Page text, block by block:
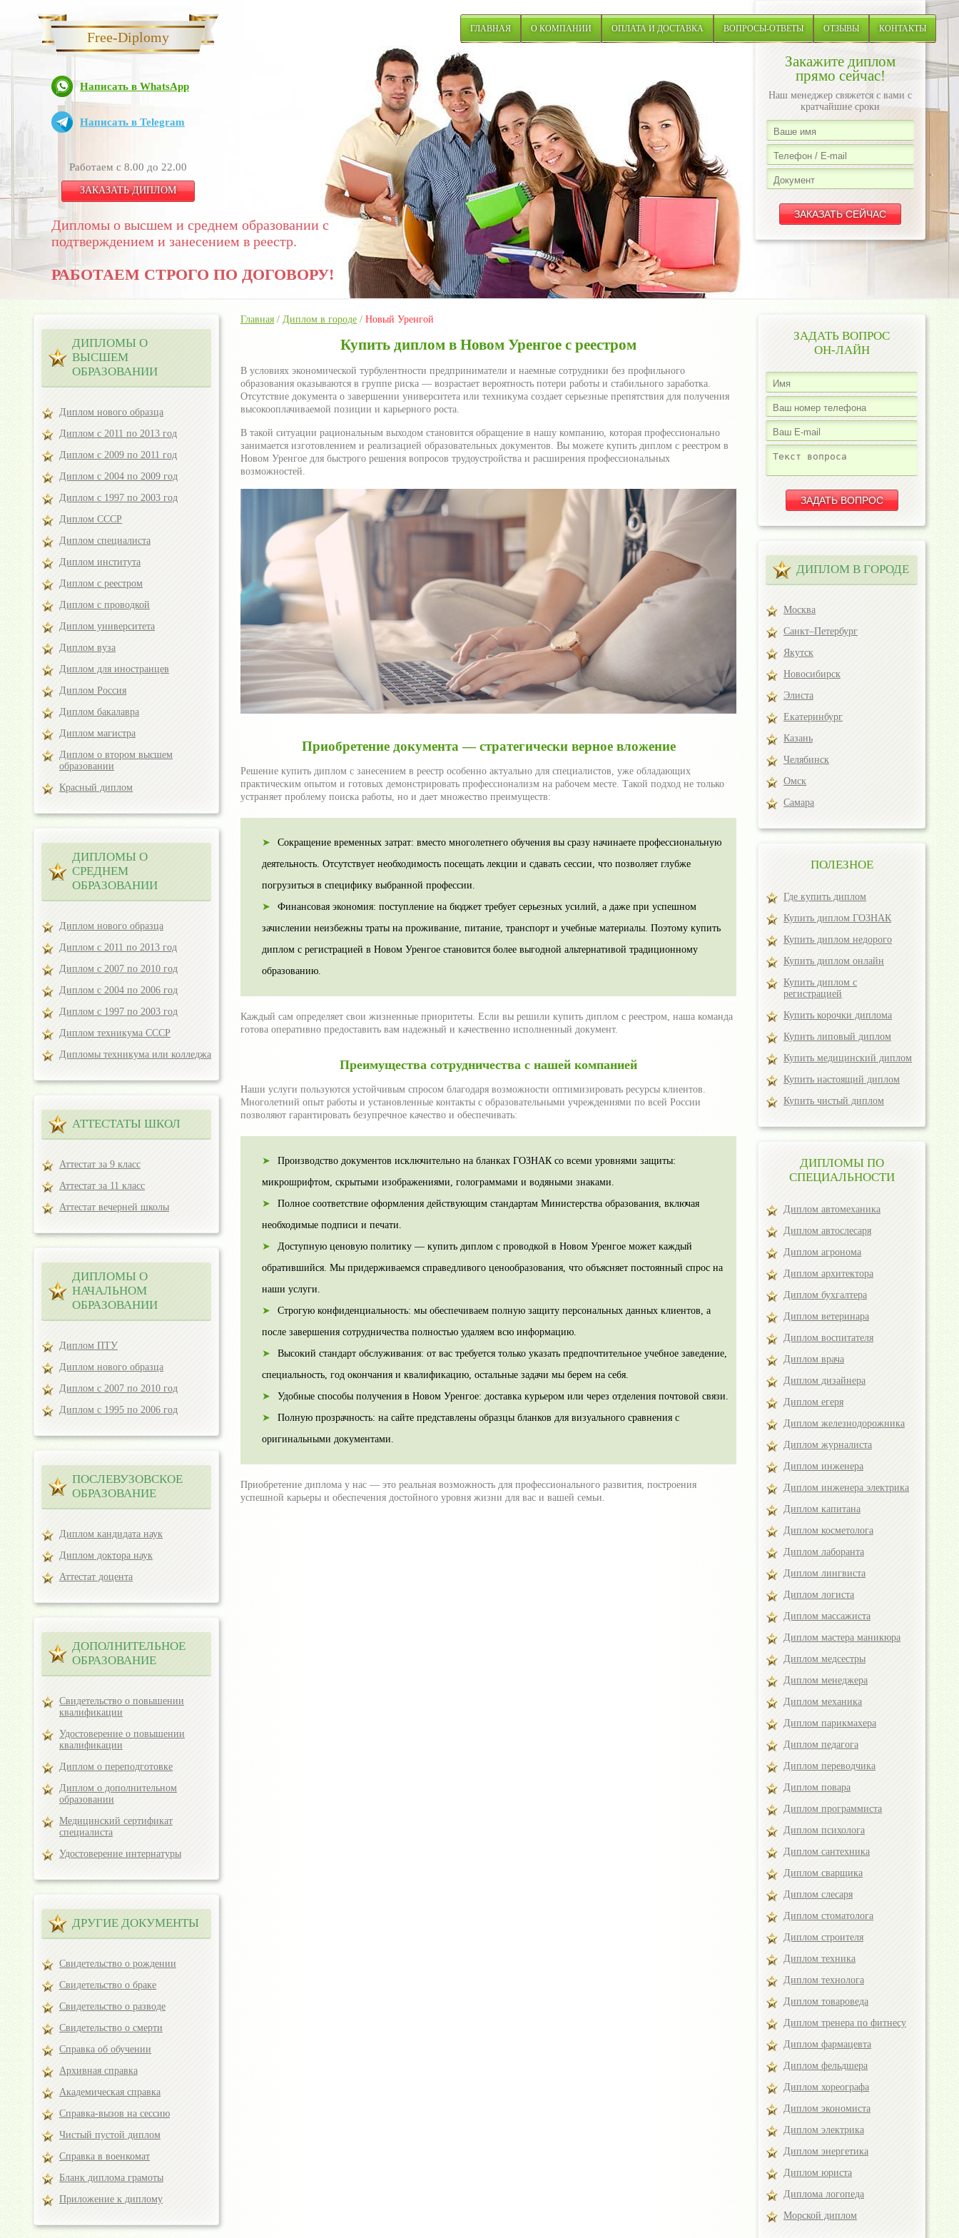
Free-Diplomy
Написать в WhatsApp
Написать в Telegram
Работаем с 8.00 до 22.00
ЗАКАЗАТЬ ДИПЛОМ
Дипломы о высшем и среднем образовании с
подтверждением и занесением в реестр.
РАБОТАЕМ СТРОГО ПО ДОГОВОРУ!
ГЛАВНАЯ О КОМПАНИИ ОПЛАТА И ДОСТАВКА ВОПРОСЫ-ОТВЕТЫ ОТЗЫВЫ КОНТАКТЫ
Закажите диплом
прямо сейчас!
Наш менеджер свяжется с вами с
кратчайшие сроки
Главная / Диплом в городе / Новый Уренгой
Купить диплом в Новом Уренгое с реестром
В условиях экономической турбулентности предприниматели и наемные сотрудники без профильного
образования оказываются в группе риска — возрастает вероятность потери работы и стабильного заработка.
Отсутствие документа о завершении университета или техникума создает серьезные препятствия для получения
высокооплачиваемой позиции и карьерного роста.
В такой ситуации рациональным выходом становится обращение в нашу компанию, которая профессионально
занимается изготовлением и реализацией образовательных документов. Вы можете купить диплом с реестром в
Новом Уренгое для быстрого решения вопросов трудоустройства и расширения профессиональных
возможностей.
Приобретение документа — стратегически верное вложение
Решение купить диплом с занесением в реестр особенно актуально для специалистов, уже обладающих
практическим опытом и готовых демонстрировать профессионализм на рабочем месте. Такой подход не только
устраняет проблему поиска работы, но и дает множество преимуществ:
Сокращение временных затрат: вместо многолетнего обучения вы сразу начинаете профессиональную
деятельность. Отсутствует необходимость посещать лекции и сдавать сессии, что позволяет глубже
погрузиться в специфику выбранной профессии.
Финансовая экономия: поступление на бюджет требует серьезных усилий, а даже при успешном
зачислении неизбежны траты на проживание, питание, транспорт и учебные материалы. Поэтому купить
диплом с регистрацией в Новом Уренгое становится более выгодной альтернативой традиционному
образованию.
Каждый сам определяет свои жизненные приоритеты. Если вы решили купить диплом с реестром, наша команда
готова оперативно предоставить вам надежный и качественно исполненный документ.
Преимущества сотрудничества с нашей компанией
Наши услуги пользуются устойчивым спросом благодаря возможности оптимизировать ресурсы клиентов.
Многолетний опыт работы и установленные контакты с образовательными учреждениями по всей России
позволяют гарантировать безупречное качество и обеспечивать:
Производство документов исключительно на бланках ГОЗНАК со всеми уровнями защиты:
микрошрифтом, скрытыми изображениями, голограммами и водяными знаками.
Полное соответствие оформления действующим стандартам Министерства образования, включая
необходимые подписи и печати.
Доступную ценовую политику — купить диплом с проводкой в Новом Уренгое может каждый
обратившийся. Мы придерживаемся справедливого ценообразования, что объясняет постоянный спрос на
наши услуги.
Строгую конфиденциальность: мы обеспечиваем полную защиту персональных данных клиентов, а
после завершения сотрудничества полностью удаляем всю информацию.
Высокий стандарт обслуживания: от вас требуется только указать предпочтительное учебное заведение,
специальность, год окончания и квалификацию, остальные задачи мы берем на себя.
Удобные способы получения в Новом Уренгое: доставка курьером или через отделения почтовой связи.
Полную прозрачность: на сайте представлены образцы бланков для визуального сравнения с
оригинальными документами.
Приобретение диплома у нас — это реальная возможность для профессионального развития, построения
успешной карьеры и обеспечения достойного уровня жизни для вас и вашей семьи.
ДИПЛОМЫ О
ВЫСШЕМ
ОБРАЗОВАНИИ
Диплом нового образца
Диплом с 2011 по 2013 год
Диплом с 2009 по 2011 год
Диплом с 2004 по 2009 год
Диплом с 1997 по 2003 год
Диплом СССР
Диплом специалиста
Диплом института
Диплом с реестром
Диплом с проводкой
Диплом университета
Диплом вуза
Диплом для иностранцев
Диплом Россия
Диплом бакалавра
Диплом магистра
Диплом о втором высшем
образовании
Красный диплом
ДИПЛОМЫ О
СРЕДНЕМ
ОБРАЗОВАНИИ
Диплом нового образца
Диплом с 2011 по 2013 год
Диплом с 2007 по 2010 год
Диплом с 2004 по 2006 год
Диплом с 1997 по 2003 год
Диплом техникума СССР
Дипломы техникума или колледжа
АТТЕСТАТЫ ШКОЛ
Аттестат за 9 класс
Аттестат за 11 класс
Аттестат вечерней школы
ДИПЛОМЫ О
НАЧАЛЬНОМ
ОБРАЗОВАНИИ
Диплом ПТУ
Диплом нового образца
Диплом с 2007 по 2010 год
Диплом с 1995 по 2006 год
ПОСЛЕВУЗОВСКОЕ
ОБРАЗОВАНИЕ
Диплом кандидата наук
Диплом доктора наук
Аттестат доцента
ДОПОЛНИТЕЛЬНОЕ
ОБРАЗОВАНИЕ
Свидетельство о повышении
квалификации
Удостоверение о повышении
квалификации
Диплом о переподготовке
Диплом о дополнительном
образовании
Медицинский сертификат
специалиста
Удостоверение интернатуры
ДРУГИЕ ДОКУМЕНТЫ
Свидетельство о рождении
Свидетельство о браке
Свидетельство о разводе
Свидетельство о смерти
Справка об обучении
Архивная справка
Академическая справка
Справка-вызов на сессию
Чистый пустой диплом
Справка в военкомат
Бланк диплома грамоты
Приложение к диплому
ЗАДАТЬ ВОПРОС
ОН-ЛАЙН
ДИПЛОМ В ГОРОДЕ
Москва
Санкт–Петербург
Якутск
Новосибирск
Элиста
Екатеринбург
Казань
Челябинск
Омск
Самара
ПОЛЕЗНОЕ
Где купить диплом
Купить диплом ГОЗНАК
Купить диплом недорого
Купить диплом онлайн
Купить диплом с
регистрацией
Купить корочки диплома
Купить липовый диплом
Купить медицинский диплом
Купить настоящий диплом
Купить чистый диплом
ДИПЛОМЫ ПО
СПЕЦИАЛЬНОСТИ
Диплом автомеханика
Диплом автослесаря
Диплом агронома
Диплом архитектора
Диплом бухгалтера
Диплом ветеринара
Диплом воспитателя
Диплом врача
Диплом дизайнера
Диплом егеря
Диплом железнодорожника
Диплом журналиста
Диплом инженера
Диплом инженера электрика
Диплом капитана
Диплом косметолога
Диплом лаборанта
Диплом лингвиста
Диплом логиста
Диплом массажиста
Диплом мастера маникюра
Диплом медсестры
Диплом менеджера
Диплом механика
Диплом парикмахера
Диплом педагога
Диплом переводчика
Диплом повара
Диплом программиста
Диплом психолога
Диплом сантехника
Диплом сварщика
Диплом слесаря
Диплом стоматолога
Диплом строителя
Диплом техника
Диплом технолога
Диплом товароведа
Диплом тренера по фитнесу
Диплом фармацевта
Диплом фельдшера
Диплом хореографа
Диплом экономиста
Диплом электрика
Диплом энергетика
Диплом юриста
Диплома логопеда
Морской диплом